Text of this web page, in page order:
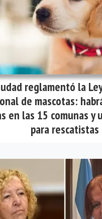
reglamentó la
de mascotas:
en las 15 comunas y
para rescatistas